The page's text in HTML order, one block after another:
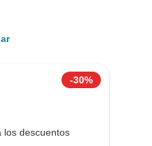
-30%
los descuentos